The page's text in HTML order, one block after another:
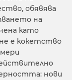
обявява
на
като
е кокетство
нови